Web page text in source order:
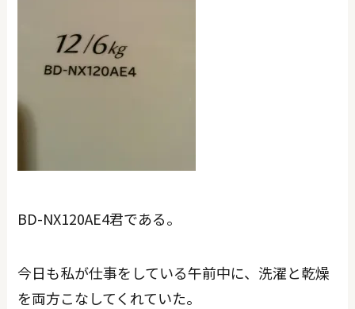
BD-NX120AE4君である。
今日も私が仕事をしている午前中に、洗濯と乾燥
を両方こなしてくれていた。